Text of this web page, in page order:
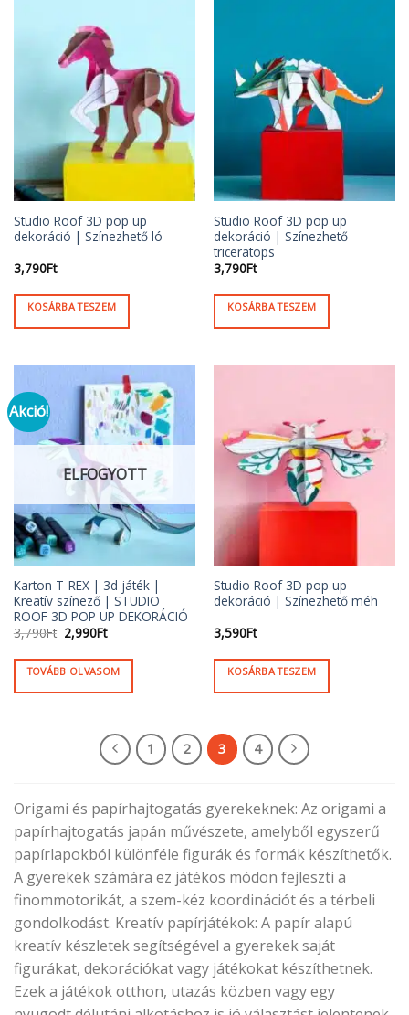
Studio Roof 3D pop up
dekoráció | Színezhető ló
3,790Ft
KOSÁRBA TESZEM
Studio Roof 3D pop up
dekoráció | Színezhető
triceratops
3,790Ft
KOSÁRBA TESZEM
Akció!
ELFOGYOTT
Karton T-REX | 3d játék |
Kreatív színező | STUDIO
ROOF 3D POP UP DEKORÁCIÓ
3,790Ft Original
price
was:
3,790Ft.
2,990FtCurrent
is:
2,990Ft.
TOVÁBB OLVASOM
Studio Roof 3D pop up
dekoráció | Színezhető méh
3,590Ft
KOSÁRBA TESZEM
1 2 3 4
Origami és papírhajtogatás gyerekeknek: Az origami a
papírhajtogatás japán művészete, amelyből egyszerű
papírlapokból különféle figurák és formák készíthetők.
A gyerekek számára ez játékos módon fejleszti a
finommotorikát, a szem-kéz koordinációt és a térbeli
gondolkodást. Kreatív papírjátékok: A papír alapú
kreatív készletek segítségével a gyerekek saját
figurákat, dekorációkat vagy játékokat készíthetnek.
Ezek a játékok otthon, utazás közben vagy egy